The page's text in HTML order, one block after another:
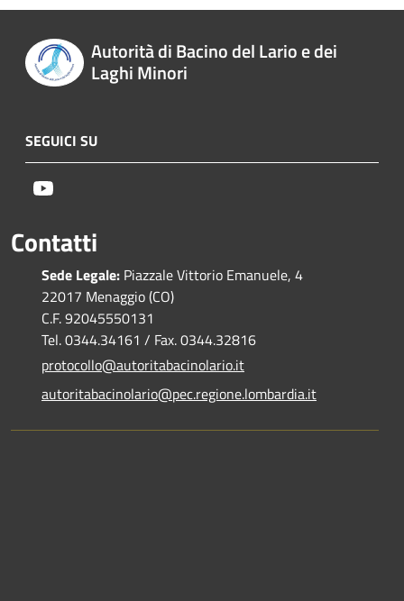
Autorità di Bacino del Lario e dei
Laghi Minori
SEGUICI SU
Contatti
Sede Legale: Piazzale Vittorio Emanuele, 4
22017 Menaggio (CO)
C.F. 92045550131
Tel. 0344.34161 / Fax. 0344.32816
protocollo@autoritabacinolario.it
autoritabacinolario@pec.regione.lombardia.it